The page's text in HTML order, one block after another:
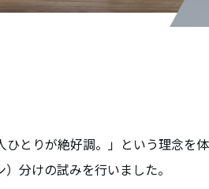
とりが絶好調。」という理念を
分けの試みを行いました。